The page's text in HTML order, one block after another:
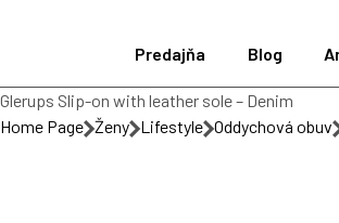
Predajňa Blog
Glerups Slip-on with leather sole – Denim
Home Page Ženy Lifestyle Oddychová obuv